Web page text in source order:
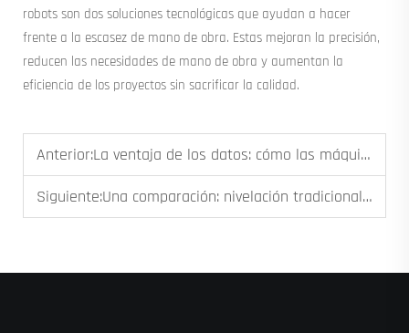
robots son dos soluciones tecnológicas que ayudan a hacer
frente a la escasez de mano de obra. Estas mejoran la precisión,
reducen las necesidades de mano de obra y aumentan la
eficiencia de los proyectos sin sacrificar la calidad.
Anterior:La ventaja de los datos: cómo las máquinas pavimentadoras robóticas capturan analíticas para la garantía de calidad y la elaboración de informes
Siguiente:Una comparación: nivelación tradicional de hormigón frente a pavimentación robótica